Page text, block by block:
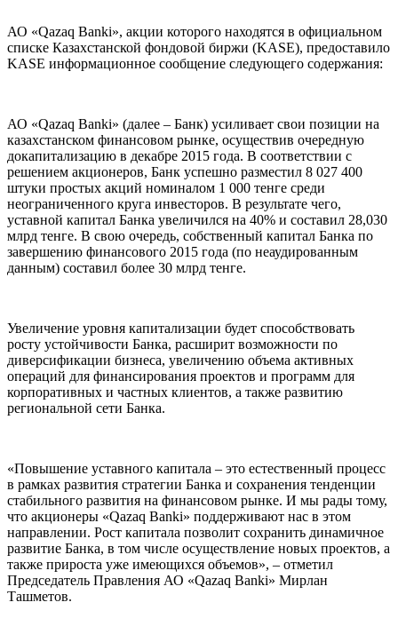
АО «Qazaq Banki», акции которого находятся в официальном
списке Казахстанской фондовой биржи (KASE), предоставило
KASE информационное сообщение следующего содержания:
АО «Qazaq Вanki» (далее – Банк) усиливает свои позиции на
казахстанском финансовом рынке, осуществив очередную
докапитализацию в декабре 2015 года. В соответствии с
решением акционеров, Банк успешно разместил 8 027 400
штуки простых акций номиналом 1 000 тенге среди
неограниченного круга инвесторов. В результате чего,
уставной капитал Банка увеличился на 40% и составил 28,030
млрд тенге. В свою очередь, собственный капитал Банка по
завершению финансового 2015 года (по неаудированным
данным) составил более 30 млрд тенге.
Увеличение уровня капитализации будет способствовать
росту устойчивости Банка, расширит возможности по
диверсификации бизнеса, увеличению объема активных
операций для финансирования проектов и программ для
корпоративных и частных клиентов, а также развитию
региональной сети Банка.
«Повышение уставного капитала – это естественный процесс
в рамках развития стратегии Банка и сохранения тенденции
стабильного развития на финансовом рынке. И мы рады тому,
что акционеры «Qazaq Вanki» поддерживают нас в этом
направлении. Рост капитала позволит сохранить динамичное
развитие Банка, в том числе осуществление новых проектов, а
также прироста уже имеющихся объемов», – отметил
Председатель Правления АО «Qazaq Вanki» Мирлан
Ташметов.